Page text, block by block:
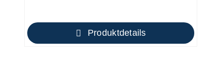
Produktdetails